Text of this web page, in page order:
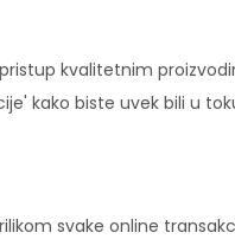
kvalitetnim
kako biste uvek bili u
svake online